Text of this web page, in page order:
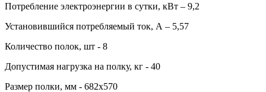
Потребление электроэнергии в сутки, кВт – 9,2
Установившийся потребляемый ток, А – 5,57
Количество полок, шт - 8
Допустимая нагрузка на полку, кг - 40
Размер полки, мм - 682х570